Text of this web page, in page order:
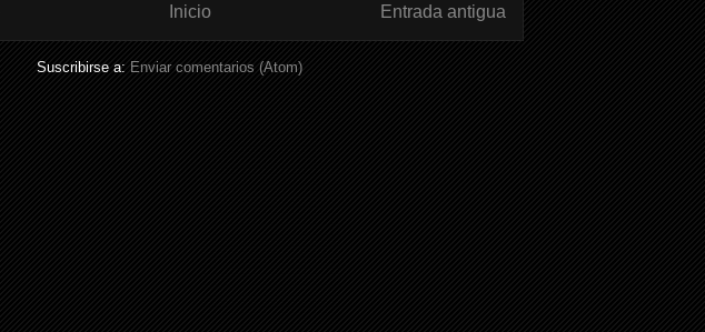
Entrada antigua
Inicio
Suscribirse a: Enviar comentarios (Atom)